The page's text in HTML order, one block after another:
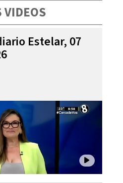
VIDEOS
Estelar, 07